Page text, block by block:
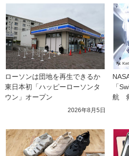
ローソンは団地を再生できるか
東日本初「ハッピーローソンタ
ウン」オープン
2026年8月5日
「
航　